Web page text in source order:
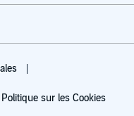
Politique sur les Cookies